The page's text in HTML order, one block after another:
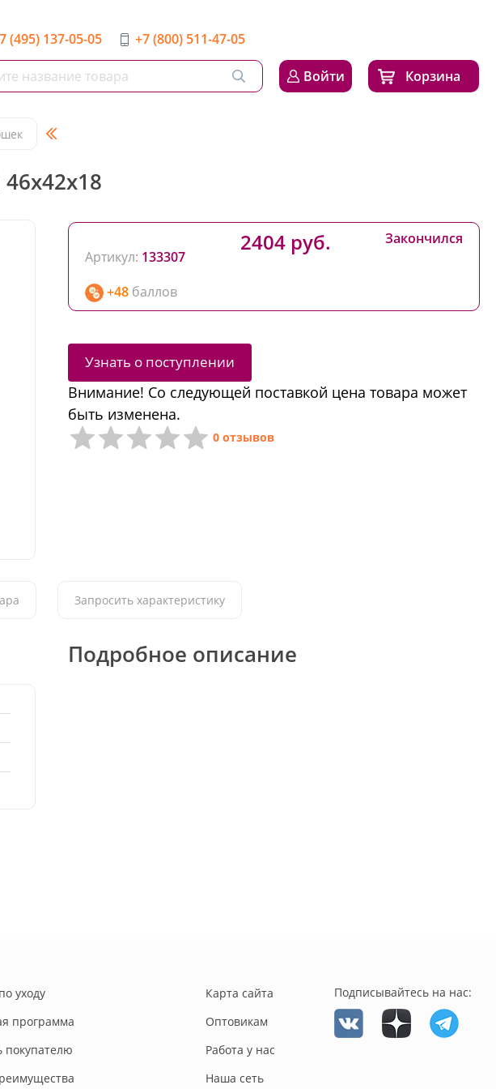
(495) 137-05-05 +7 (800) 511-47-05
Войти Корзина
Артикул: 133307
+48 баллов
2404 руб. Закончился
Узнать о поступлении
Внимание! Со следующей поставкой цена товара может
быть изменена.
0 отзывов
Запросить характеристику
Подробное описание
уходу
программа
Карта сайта
Оптовикам
Работа у нас
Наша сеть
Подписывайтесь на нас: